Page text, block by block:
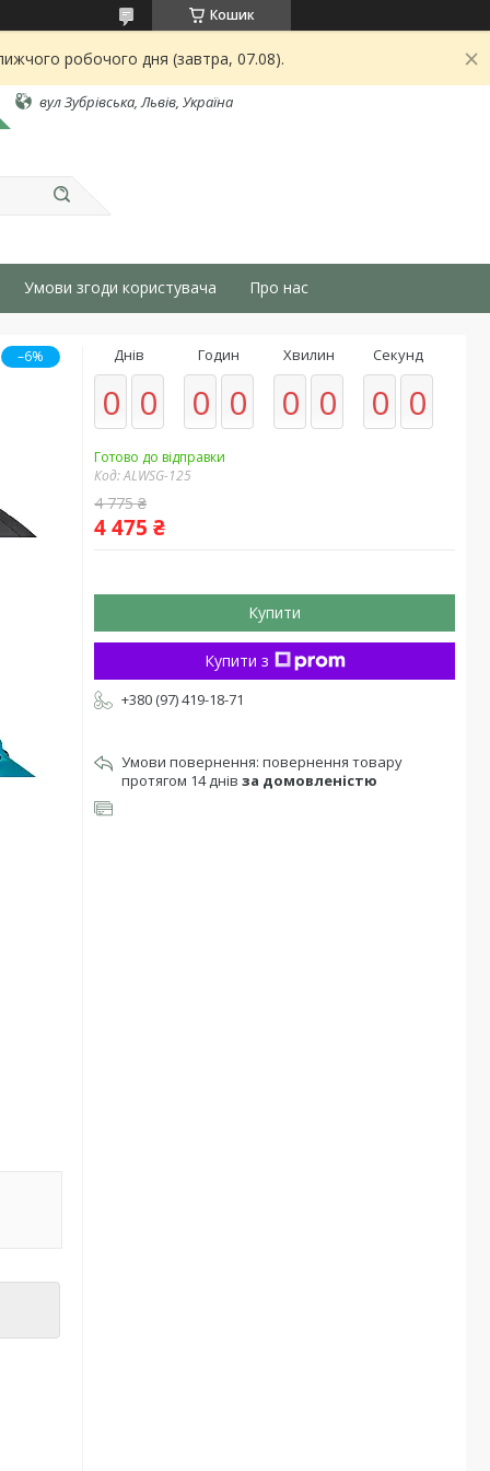
Кошик
робочого дня (завтра, 07.08).
вул Зубрівська, Львів, Україна
Умови згоди користувача Про нас
–6% Днів
0 0
Годин
0 0
Хвилин
0 0
Секунд
0 0
Готово до відправки
Код:ALWSG-125
4 775 ₴
4 475 ₴
Купити
Купити з
+380 (97) 419-18-71
повернення товару
протягом 14 днів за домовленістю